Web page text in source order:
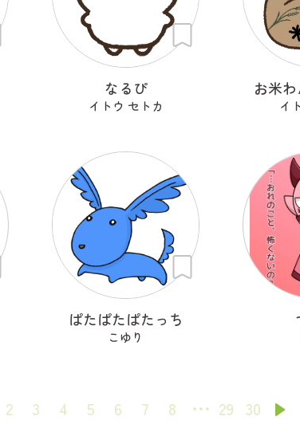
なるぴ
イトウ セトカ
お米
イ
ぱたぱたぱたっち
こゆり
2 3 4 5 6 7 8 29 30